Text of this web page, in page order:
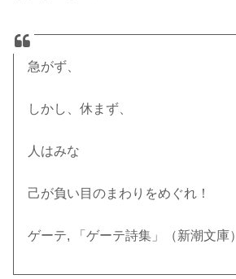
急がず、
しかし、休まず、
人はみな
己が負い目のまわりをめぐれ！
ゲーテ, 「ゲーテ詩集」（新潮文庫）